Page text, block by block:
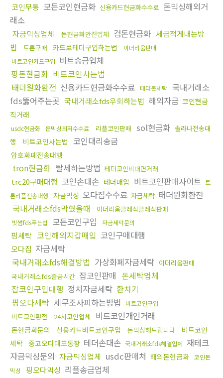
코인무통 모든코인현금화 신용카드현금화수수료 돈믹싱해외거
래소
자금믹싱업체 돈현금화안전업체 검돈현금화 세금적게내는방
법
트론구매 카드로테더구입하는법
이더리움판매
비트코인카드구입 비트송금업체
핑돈현금화 비트코인사는법
태더원화환전 신용카드현금화수수료 테더돈세탁
국내거래소
fds뚫어주는곳 국내거래소fds우회하는법 해외자금 코인현금
직거래
usdc현금화 돈믹싱최저수수료 리플코인판매 sol현금화 솔라나전송대
행
비트코인사는법 코인대리송금
암호화폐전송대행
tron현금화 탈세하는방법 테더코인비대면거래
trc20구매대행 코인손대손 테더매입 비트코인판매사이트 트
론리플전송대행
자금믹싱 오다집수수료 자금세탁 태더원화환전
국내거래소fds막혔을때
이더리움클레식클레식판매
빗썸fds푸는법 모든코인구입 자금세탁문의
핑세탁 코인해외지갑매입 코인구매대행
오다집 자금세탁
국내거래소fds해결방법 가상화폐자금세탁 이더리움판매
국내거래소fds출금시간 잡코인판매 돈세탁업체
잡코인구입대행 정치자금세탁 환치기
핑오다세탁 세무조사피하는방법 비트코인구입
비트코인환전 24시코인업체 비트코인개인거래
돈현금화문의 신용카드비트코인구입 돈믹싱해드립니다
비트코인
세탁 중고오다대포통장 테더손대손 국내거래소fds해결업체 재테크
자금믹싱문의 자금믹싱업체 usdc판매처 해외돈현금화 코인돈
믹싱
핑오다믹싱 리플송금업체